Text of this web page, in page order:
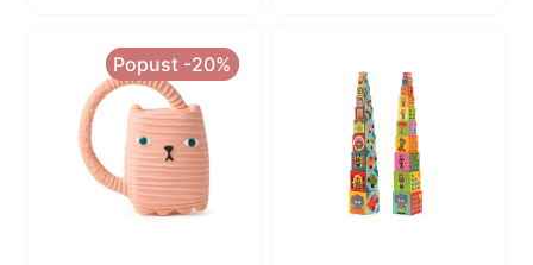
Popust -20%
Popust -20%